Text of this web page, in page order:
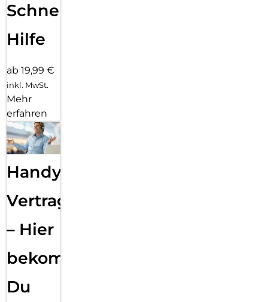
Schnelle
Hilfe
ab 19,99 €
inkl. MwSt.
Mehr
erfahren
Handy
Vertragsabwicklung
– Hier
bekommst
Du